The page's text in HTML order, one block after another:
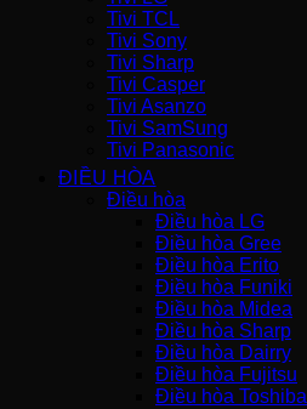
Tivi TCL
Tivi Sony
Tivi Sharp
Tivi Casper
Tivi Asanzo
Tivi SamSung
Tivi Panasonic
ĐIỀU HÒA
Điều hòa
Điều hòa LG
Điều hòa Gree
Điều hòa Erito
Điều hòa Funiki
Điều hòa Midea
Điều hòa Sharp
Điều hòa Dairry
Điều hòa Fujitsu
Điều hòa Toshiba